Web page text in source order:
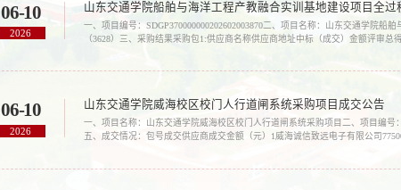
06-10
2026
山东交通学院船舶与海洋工程产教融合实训基地建设项目全
一、项目编号：SDGP370000000202602003870二、项目名称：山东交通学院
（3628）三、采购结果采购包1:供应商名称供应商地址中标（成交）金额评审
06-10
2026
山东交通学院威海校区校门人行道闸系统采购项目成交公告
一、项目名称：山东交通学院威海校区校门人行道闸系统采购项目二、项目编号
五、成交情况：包号成交供应商成交金额（元）1威海诚信致远电子有限公司